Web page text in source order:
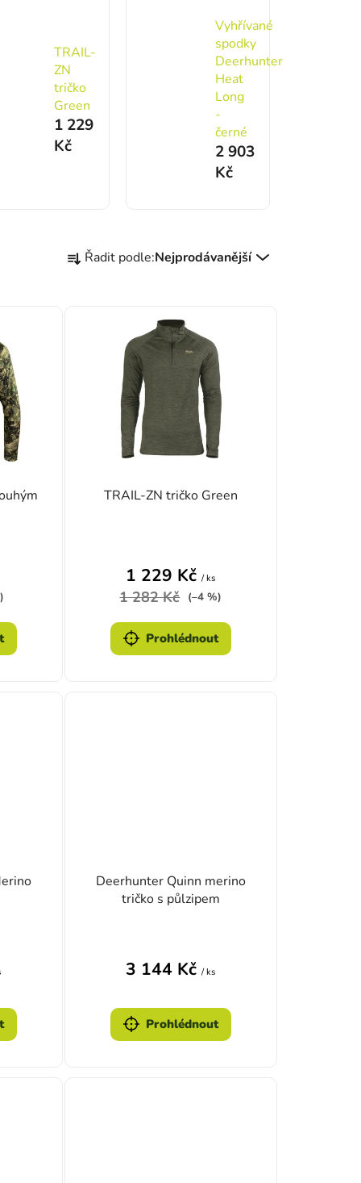
TRAIL-
ZN
tričko
Green
1 229
Kč
Vyhřívané
spodky
Deerhunter
Heat
Long
-
černé
2 903
Kč
Řazení produktů
Řadit podle:Nejprodávanější
TRAIL-ZN tričko Green
1 229 Kč/ ks
1 282 Kč (–4 %)
Prohlédnout
Deerhunter Quinn merino
tričko s půlzipem
3 144 Kč/ ks
Prohlédnout